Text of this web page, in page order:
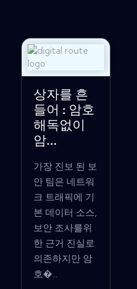
상자를 흔
들어 : 암호
해독없이
암...
가장 진보 된 보
안 팀은 네트워
크 트래픽에 기
본 데이터 소스,
보안 조사를위
한 근거 진실로
의존하지만 암
호�...